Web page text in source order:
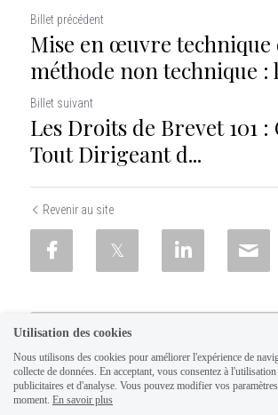
Billet précédent
Mise en œuvre technique
méthode non technique :
Billet suivant
Les Droits de Brevet 101 :
Tout Dirigeant d...
Revenir au site
Utilisation des cookies
Nous utilisons des cookies pour améliorer l'expérience de
collecte de données. En acceptant, vous consentez à
publicitaires et d'analyse. Vous pouvez modifier vos
moment. En savoir plus